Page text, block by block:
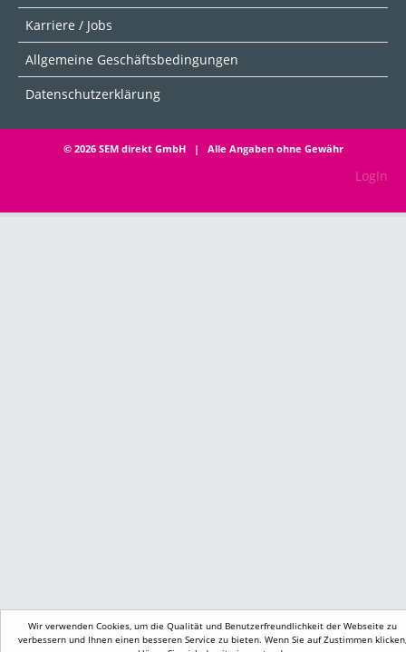
Wir verwenden Cookies, um die Qualität und Benutzerfreundlichkeit der Webseite zu
verbessern und Ihnen einen besseren Service zu bieten. Wenn Sie auf Zustimmen klicken,
Karriere / Jobs
Allgemeine Geschäftsbedingungen
Datenschutzerklärung
© 2026 SEM direkt GmbH | Alle Angaben ohne Gewähr
LogIn